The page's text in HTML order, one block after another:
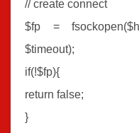
// create connect
$fp =
$timeout);
if(!$fp){
return false;
}